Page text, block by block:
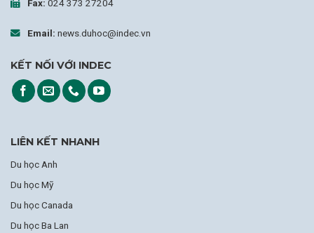
Fax: 024 373 27204
Email: news.duhoc@indec.vn
KẾT NỐI VỚI INDEC
LIÊN KẾT NHANH
Du học Anh
Du học Mỹ
Du học Canada
Du học Ba Lan